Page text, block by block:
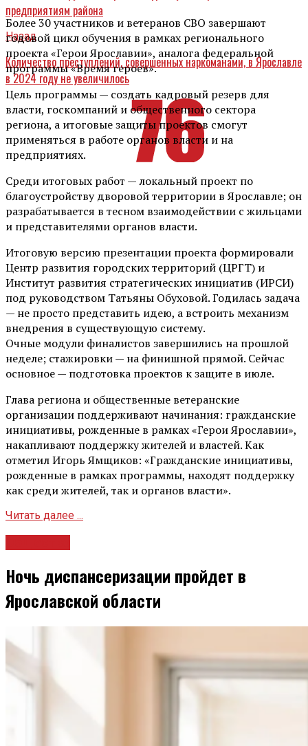
предприятиям района
Назад
Количество преступлений, совершенных наркоманами, в Ярославле
в 2024 году не увеличилось
Более 30 участников и ветеранов СВО завершают
годовой цикл обучения в рамках регионального
проекта «Герои Ярославии», аналога федеральной
программы «Время героев».
Цель программы — создать кадровый резерв для
власти, госкомпаний и общественного сектора
региона, а итоговые защиты проектов смогут
применяться в работе органов власти и на
предприятиях.
Среди итоговых работ — локальный проект по
благоустройству дворовой территории в Ярославле; он
разрабатывается в тесном взаимодействии с жильцами
и представителями органов власти.
Итоговую версию презентации проекта формировали
Центр развития городских территорий (ЦРГТ) и
Институт развития стратегических инициатив (ИРСИ)
под руководством Татьяны Обуховой. Годилась задача
— не просто представить идею, а встроить механизм
внедрения в существующую систему.
Очные модули финалистов завершились на прошлой
неделе; стажировки — на финишной прямой. Сейчас
основное — подготовка проектов к защите в июле.
Глава региона и общественные ветеранские
организации поддерживают начинания: гражданские
инициативы, рожденные в рамках «Герои Ярославии»,
накапливают поддержку жителей и властей. Как
отметил Игорь Ямщиков: «Гражданские инициативы,
рожденные в рамках программы, находят поддержку
как среди жителей, так и органов власти».
Читать далее ...
Ночь диспансеризации пройдет в
Ярославской области